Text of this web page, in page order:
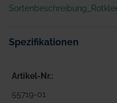
Spezifikationen
Artikel-Nr.
55719-01